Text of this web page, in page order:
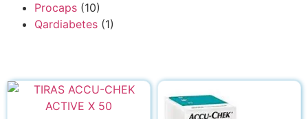
Procaps (10)
Qardiabetes (1)